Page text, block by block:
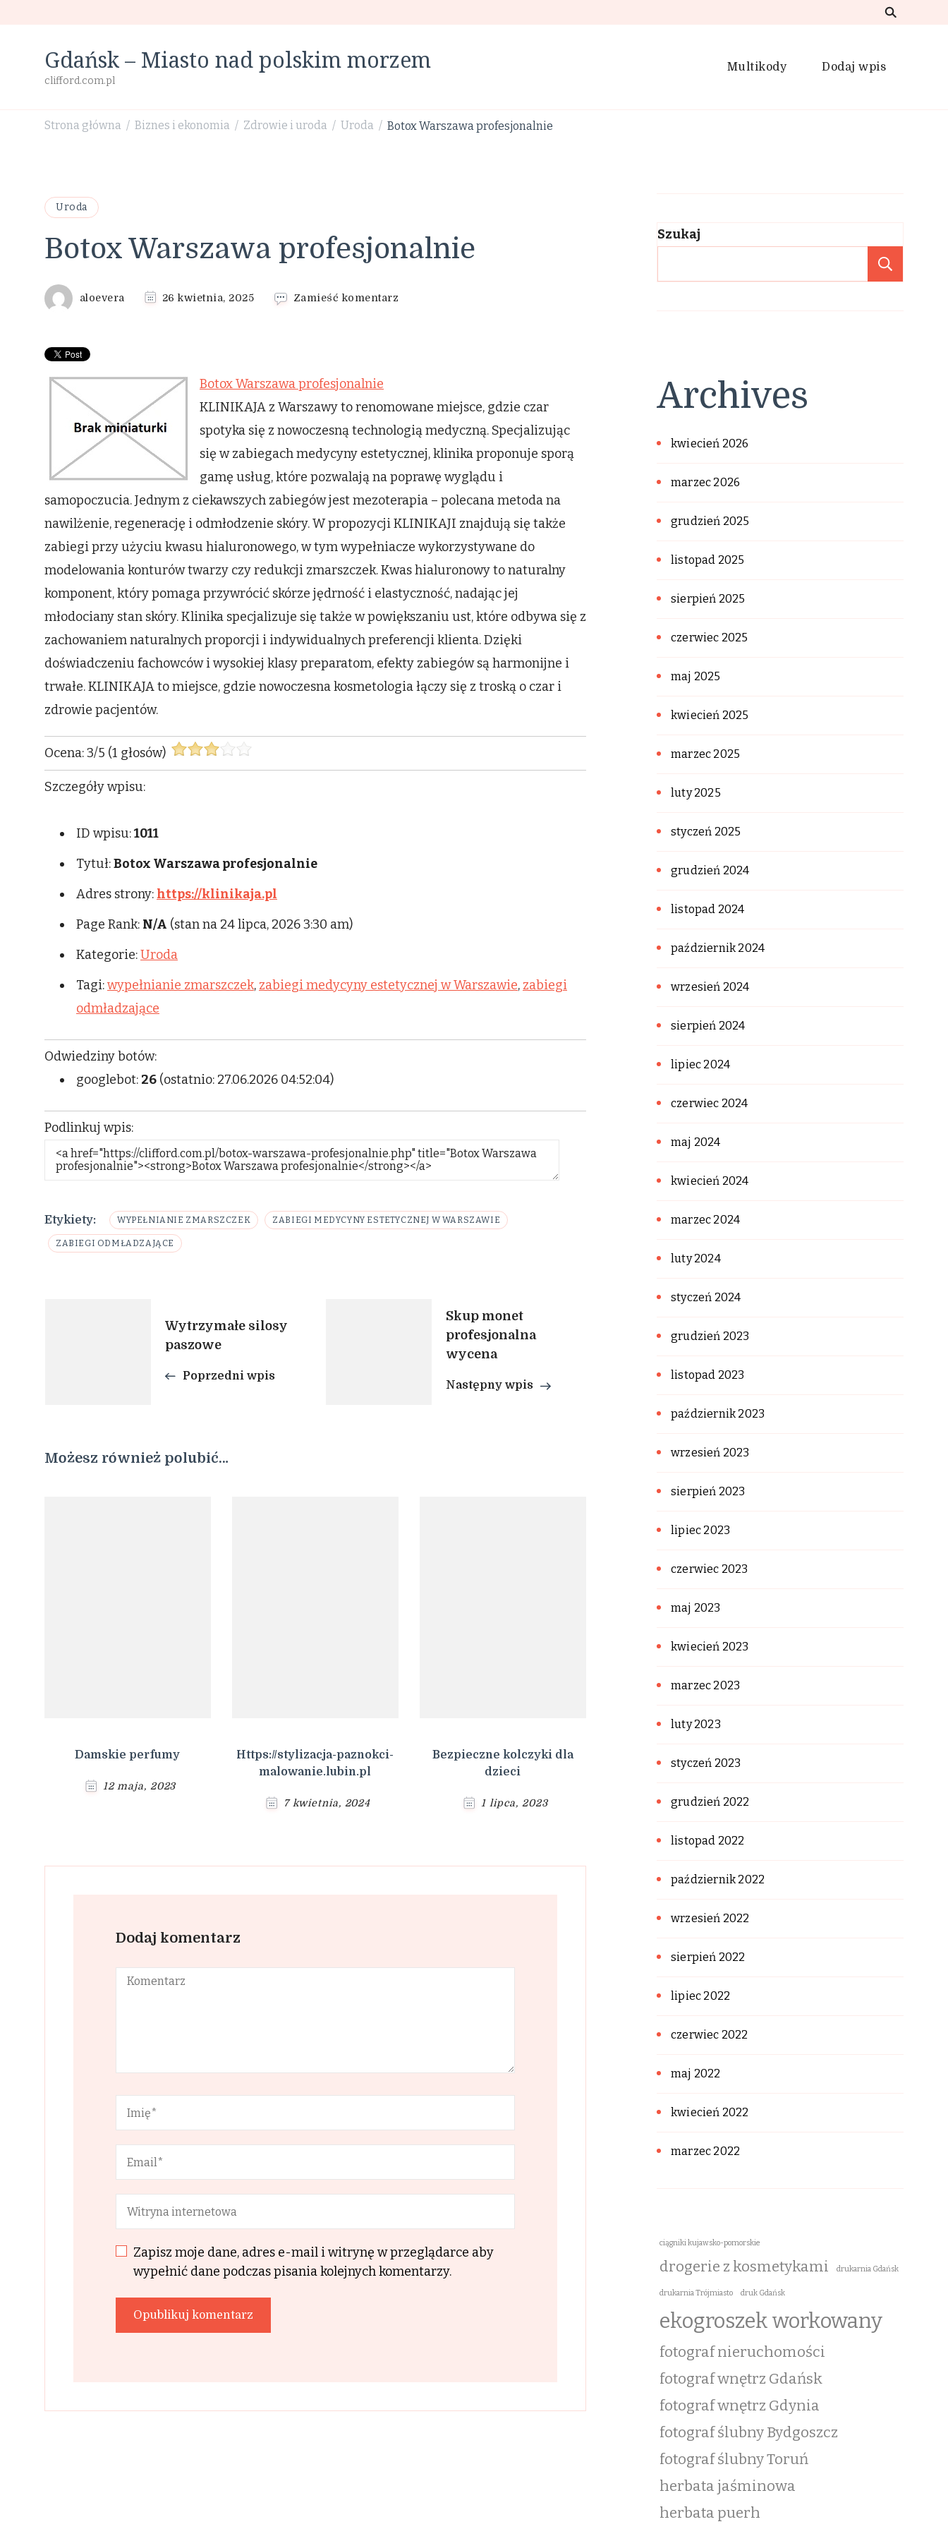
Gdańsk – Miasto nad polskim morzem
clifford.com.pl
Multikody Dodaj wpis
Strona główna / Biznes i ekonomia / Zdrowie i uroda / Uroda / Botox Warszawa profesjonalnie
Uroda
Botox Warszawa profesjonalnie
aloevera 26 kwietnia, 2025 Zamieść komentarz
Botox Warszawa profesjonalnie
KLINIKAJA z Warszawy to renomowane miejsce, gdzie czar
spotyka się z nowoczesną technologią medyczną. Specjalizując
się w zabiegach medycyny estetycznej, klinika proponuje sporą
gamę usług, które pozwalają na poprawę wyglądu i
samopoczucia. Jednym z ciekawszych zabiegów jest mezoterapia – polecana metoda na
nawilżenie, regenerację i odmłodzenie skóry. W propozycji KLINIKAJI znajdują się także
zabiegi przy użyciu kwasu hialuronowego, w tym wypełniacze wykorzystywane do
modelowania konturów twarzy czy redukcji zmarszczek. Kwas hialuronowy to naturalny
komponent, który pomaga przywrócić skórze jędrność i elastyczność, nadając jej
młodociany stan skóry. Klinika specjalizuje się także w powiększaniu ust, które odbywa się z
zachowaniem naturalnych proporcji i indywidualnych preferencji klienta. Dzięki
doświadczeniu fachowców i wysokiej klasy preparatom, efekty zabiegów są harmonijne i
trwałe. KLINIKAJA to miejsce, gdzie nowoczesna kosmetologia łączy się z troską o czar i
zdrowie pacjentów.
Ocena:3/5 (1 głosów)
Szczegóły wpisu:
ID wpisu:1011
Tytuł:Botox Warszawa profesjonalnie
Adres strony: https://klinikaja.pl
Page Rank: N/A (stan na 24 lipca, 2026 3:30 am)
Kategorie:Uroda
Tagi:wypełnianie zmarszczek, zabiegi medycyny estetycznej w Warszawie, zabiegi
odmładzające
Odwiedziny botów:
googlebot: 26 (ostatnio: 27.06.2026 04:52:04)
Podlinkuj wpis:
Etykiety: WYPEŁNIANIE ZMARSZCZEK ZABIEGI MEDYCYNY ESTETYCZNEJ W WARSZAWIE
ZABIEGI ODMŁADZAJĄCE
NawigacjaWytrzymałe silosy
paszowe
Poprzedni wpis
Skup monet
profesjonalna
wycena
Następny wpis
Możesz również polubić…
Damskie perfumy
12 maja, 2023
Https://stylizacja-paznokci-
malowanie.lubin.pl
7 kwietnia, 2024
Bezpieczne kolczyki dla
dzieci
1 lipca, 2023
Dodaj komentarz
Zapisz moje dane, adres e-mail i witrynę w przeglądarce aby
wypełnić dane podczas pisania kolejnych komentarzy.
Szukaj
Archives
kwiecień 2026
marzec 2026
grudzień 2025
listopad 2025
sierpień 2025
czerwiec 2025
maj 2025
kwiecień 2025
marzec 2025
luty 2025
styczeń 2025
grudzień 2024
listopad 2024
październik 2024
wrzesień 2024
sierpień 2024
lipiec 2024
czerwiec 2024
maj 2024
kwiecień 2024
marzec 2024
luty 2024
styczeń 2024
grudzień 2023
listopad 2023
październik 2023
wrzesień 2023
sierpień 2023
lipiec 2023
czerwiec 2023
maj 2023
kwiecień 2023
marzec 2023
luty 2023
styczeń 2023
grudzień 2022
listopad 2022
październik 2022
wrzesień 2022
sierpień 2022
lipiec 2022
czerwiec 2022
maj 2022
kwiecień 2022
marzec 2022
ciągniki kujawsko-pomorskie
drogerie z kosmetykami drukarnia Gdańsk
drukarnia Trójmiasto druk Gdańsk
ekogroszek workowany
fotograf nieruchomości
fotograf wnętrz Gdańsk
fotograf wnętrz Gdynia
fotograf ślubny Bydgoszcz
fotograf ślubny Toruń
herbata jaśminowa
herbata puerh